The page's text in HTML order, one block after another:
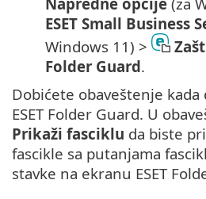
ESET Small Business
Windows 11) >
Folder Guard.
Dobićete obaveštenje kada
ESET Folder Guard. U
Prikaži fasciklu da biste
fascikle sa putanjama
stavke na ekranu ESET